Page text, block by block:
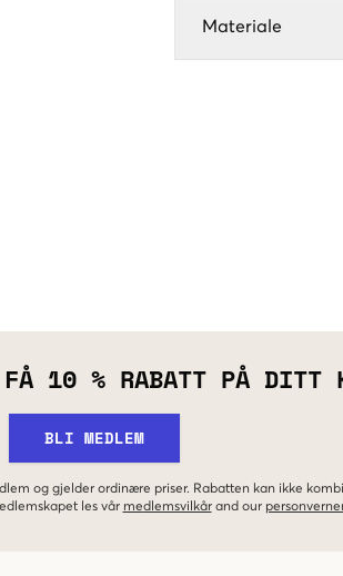
Materiale
FÅ 10 % RABATT PÅ DITT
BLI MEDLEM
og gjelder ordinære priser. Rabatten kan ikke
les vår medlemsvilkår and our